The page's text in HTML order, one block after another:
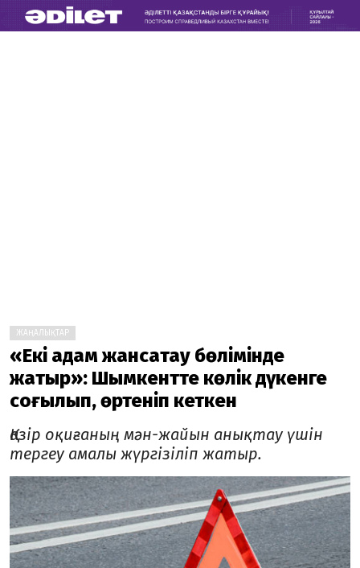
ЖАҢАЛЫҚТАР
«Екі адам жансақтау бөлімінде
жатыр»: Шымкентте көлік дүкенге
соғылып, өртеніп кеткен
Қазір оқиғаның мән-жайын анықтау үшін
тергеу амалы жүргізіліп жатыр.